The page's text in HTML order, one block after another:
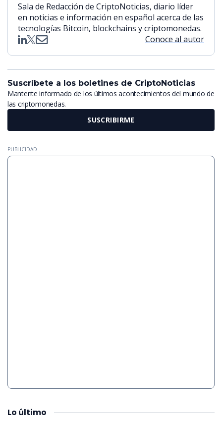
Sala de Redacción de CriptoNoticias, diario líder
en noticias e información en español acerca de las
tecnologías Bitcoin, blockchains y criptomonedas.
Conoce al autor
Suscríbete a los boletines de CriptoNoticias
Mantente informado de los últimos acontecimientos del mundo de
las criptomonedas.
SUSCRIBIRME
PUBLICIDAD
Lo último